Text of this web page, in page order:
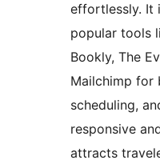
effortlessly. It
popular tools
Bookly, The
Mailchimp for
scheduling,
responsive
attracts